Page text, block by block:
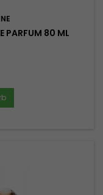
PARFUM 80 ML